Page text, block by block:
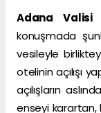
Adana Valisi
konuşmada
vesileyle
otelinin açılışı
açılışların
enseyi